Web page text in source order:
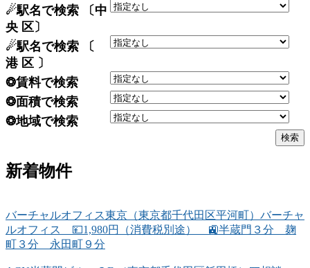
☄駅名で検索 〔中
央 区〕
☄駅名で検索 〔
港 区 〕
❂賃料で検索
❂面積で検索
❂地域で検索
新着物件
バーチャルオフィス東京（東京都千代田区平河町）バーチャ
ルオフィス 💴1,980円（消費税別途） 🚉半蔵門３分 麹
町３分 永田町９分